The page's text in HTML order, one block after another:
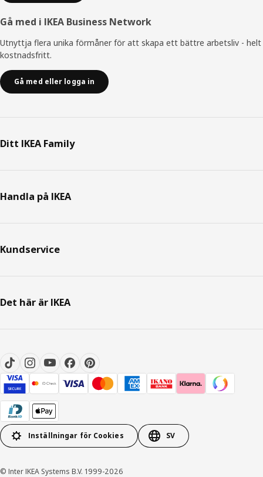
Gå med i IKEA Business Network
Utnyttja flera unika förmåner för att skapa ett bättre arbetsliv - helt
kostnadsfritt.
Gå med eller logga in
Ditt IKEA Family
Handla på IKEA
Kundservice
Det här är IKEA
Inställningar för Cookies SV
© Inter IKEA Systems B.V. 1999-2026